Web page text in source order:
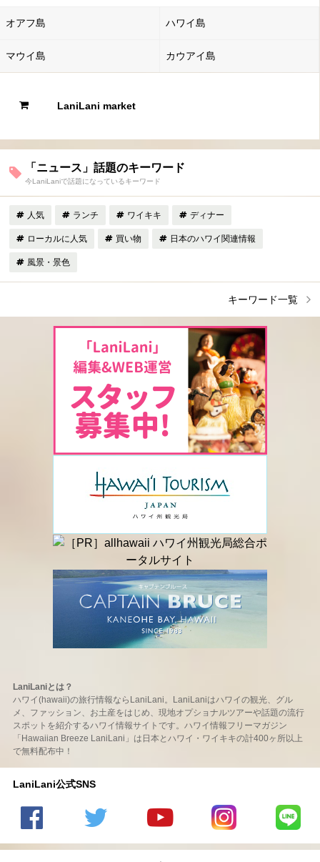
オアフ島 ハワイ島
マウイ島 カウアイ島
LaniLani market
「ニュース」話題のキーワード
今LaniLaniで話題になっているキーワード
人気 ランチ ワイキキ ディナー
ローカルに人気 買い物 日本のハワイ関連情報
風景・景色
キーワード一覧
LaniLaniとは？
ハワイ(hawaii)の旅行情報ならLaniLani。LaniLaniはハワイの観光、グル
メ、ファッション、お土産をはじめ、現地オプショナルツアーや話題の流行
スポットを紹介するハワイ情報サイトです。ハワイ情報フリーマガジン
「Hawaiian Breeze LaniLani」は日本とハワイ・ワイキキの計400ヶ所以上
で無料配布中！
LaniLani公式SNS
の
のtwitter
の
LaniLani
LaniLani